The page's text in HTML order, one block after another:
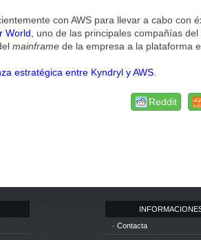
con AWS para llevar a cabo con
World , uno de las principales compañías
mainframe de la empresa a la plataforma
estratégica entre Kyndryl y AWS
Reddit
· Contacta